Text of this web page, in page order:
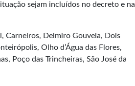
sejam incluídos no decreto e na
Carneiros, Delmiro Gouveia, Dois
Olho d’Água das Flores,
Poço das Trincheiras, São José da